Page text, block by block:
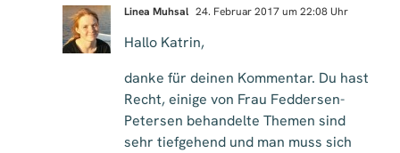
Linea Muhsal 24. Februar 2017 um 22:08 Uhr
Hallo Katrin,
danke für deinen Kommentar. Du hast
Recht, einige von Frau Feddersen-
Petersen behandelte Themen sind
sehr tiefgehend und man muss sich